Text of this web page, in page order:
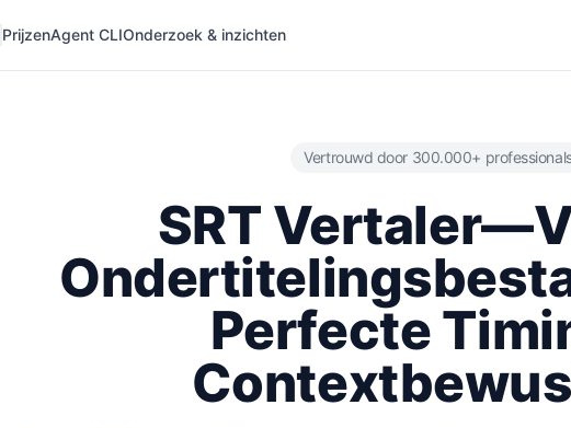
PrijzenAgent CLIOnderzoek & inzichten
Vertrouwd door 300.000+
SRT
Perfecte